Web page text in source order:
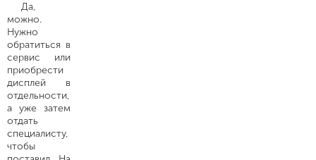
Да,
можно.
Нужно
обратиться в
сервис или
приобрести
дисплей в
отдельности,
а уже затем
отдать
специалисту,
чтобы